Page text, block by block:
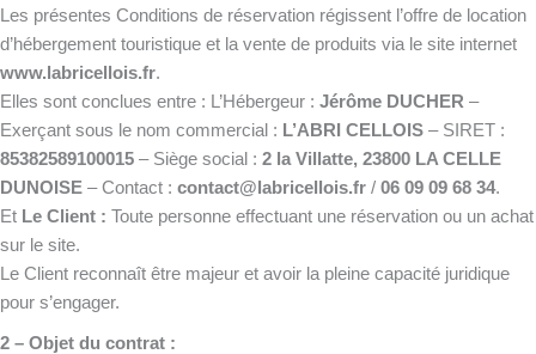
Les présentes Conditions de réservation régissent l’offre de location
d’hébergement touristique et la vente de produits via le site internet
www.labricellois.fr.
Elles sont conclues entre : L’Hébergeur : Jérôme DUCHER –
Exerçant sous le nom commercial : L’ABRI CELLOIS – SIRET :
85382589100015 – Siège social : 2 la Villatte, 23800 LA CELLE
DUNOISE – Contact : contact@labricellois.fr / 06 09 09 68 34.
Et Le Client : Toute personne effectuant une réservation ou un achat
sur le site.
Le Client reconnaît être majeur et avoir la pleine capacité juridique
pour s’engager.
2 – Objet du contrat :